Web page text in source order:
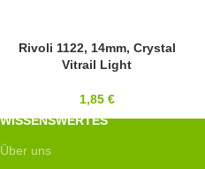
14MM
SWAROVSKI
Rivoli 1122, 14mm, Crystal
Vitrail Light
1,85 €
WISSENSWERTES
Über uns